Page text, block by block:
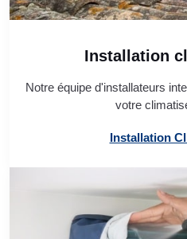
Installation
Notre équipe d'installateurs
votre
Installation